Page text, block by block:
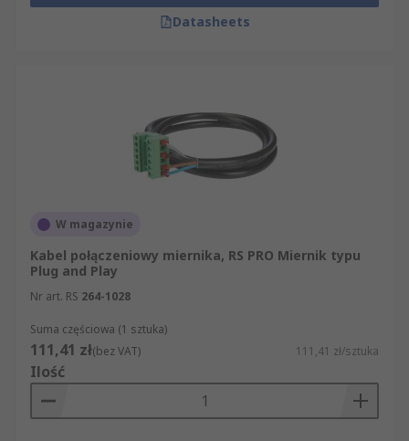
Datasheets
W magazynie
Kabel połączeniowy miernika, RS PRO Miernik typu
Plug and Play
Nr art. RS 264-1028
Suma częściowa (1 sztuka)
111,41 zł(bez VAT) 111,41 zł/sztuka
Ilość